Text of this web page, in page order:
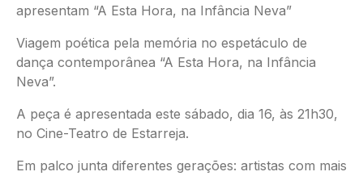
apresentam “A Esta Hora, na Infância Neva”
Viagem poética pela memória no espetáculo de
dança contemporânea “A Esta Hora, na Infância
Neva”.
A peça é apresentada este sábado, dia 16, às 21h30,
no Cine-Teatro de Estarreja.
Em palco junta diferentes gerações: artistas com mais